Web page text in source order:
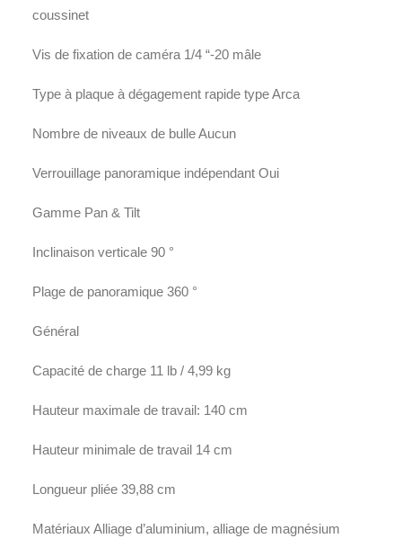
coussinet
Vis de fixation de caméra 1/4 “-20 mâle
Type à plaque à dégagement rapide type Arca
Nombre de niveaux de bulle Aucun
Verrouillage panoramique indépendant Oui
Gamme Pan & Tilt
Inclinaison verticale 90 °
Plage de panoramique 360 ​​°
Général
Capacité de charge 11 lb / 4,99 kg
Hauteur maximale de travail: 140 cm
Hauteur minimale de travail 14 cm
Longueur pliée 39,88 cm
Matériaux Alliage d’aluminium, alliage de magnésium